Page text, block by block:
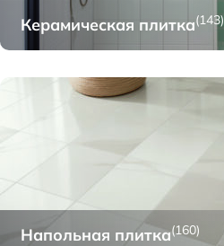
Керамическая плитка(143)
Напольная плитка(160)